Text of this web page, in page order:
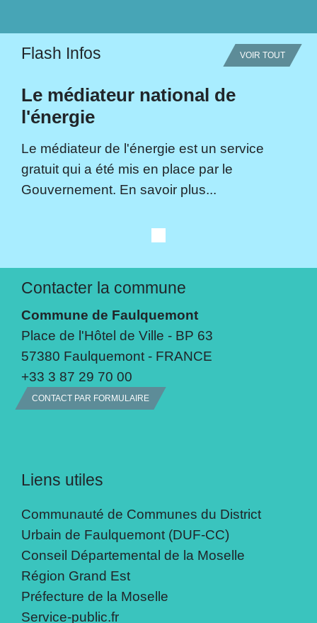
Flash Infos VOIR TOUT
Le médiateur national de
l'énergie
Le médiateur de l'énergie est un service
gratuit qui a été mis en place par le
Gouvernement. En savoir plus...
Contacter la commune
Commune de Faulquemont
Place de l'Hôtel de Ville - BP 63
57380 Faulquemont - FRANCE
+33 3 87 29 70 00
CONTACT PAR FORMULAIRE
Liens utiles
Communauté de Communes du District
Urbain de Faulquemont (DUF-CC)
Conseil Départemental de la Moselle
Région Grand Est
Préfecture de la Moselle
Service-public.fr